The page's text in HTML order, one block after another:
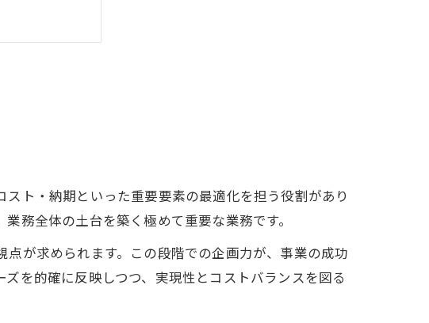
影響
の習得法
を知る
のポイント
よう
ポイント
ト・納期といった重要要素の最適化を担う役割があり
務全体の土台を築く極めて重要な業務です。
が求められます。この段階での企画力が、事業の成功
を的確に反映しつつ、実現性とコストバランスを図る